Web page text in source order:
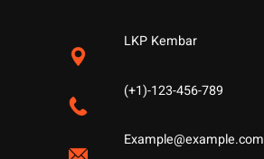
LKP Kembar
(+1)-123-456-789
Example@example.com